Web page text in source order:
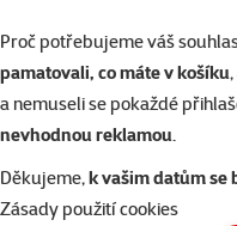
Proč potřebujeme váš
pamatovali, co máte v košíku
a nemuseli se pokaždé
nevhodnou reklamou.
Děkujeme,k vašim datům se
Zásady použití cookies